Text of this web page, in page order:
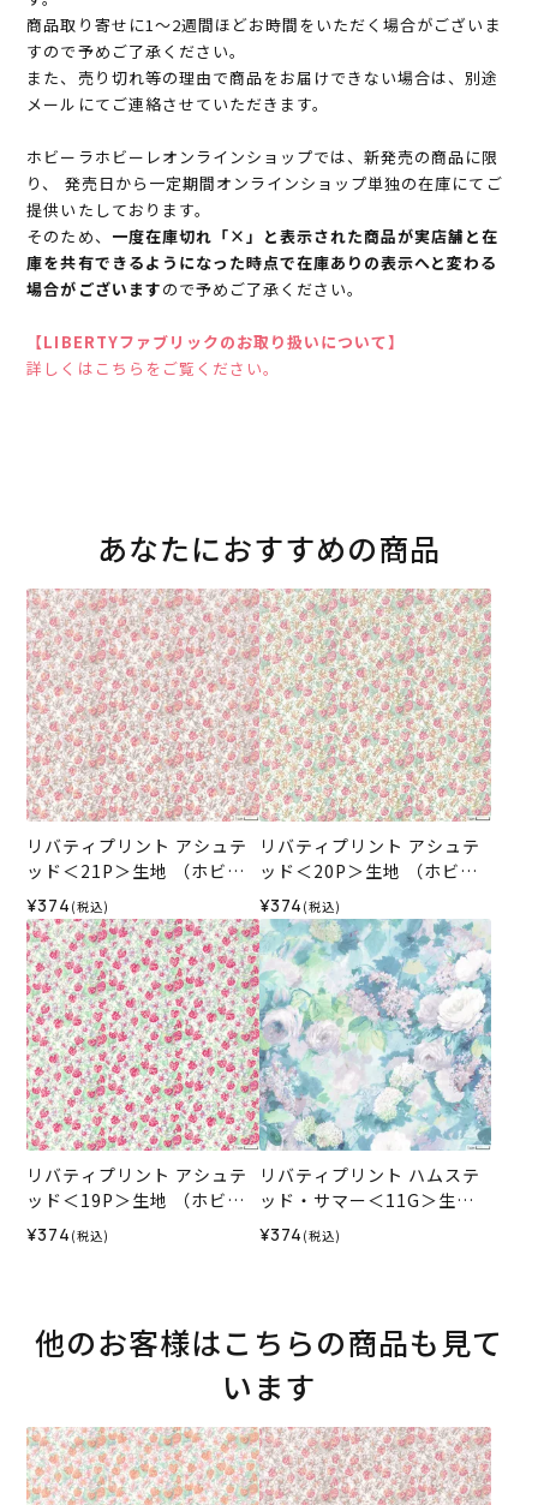
商品取り寄せに1～2週間ほどお時間をいただく場合がございま
すので予めご了承ください。
また、売り切れ等の理由で商品をお届けできない場合は、別途
メールにてご連絡させていただきます。
ホビーラホビーレオンラインショップでは、新発売の商品に限
り、 発売日から一定期間オンラインショップ単独の在庫にてご
提供いたしております。
そのため、 一度在庫切れ「×」と表示された商品が実店舗と在
庫を共有できるようになった時点で在庫ありの表示へと変わる
場合がございますので予めご了承ください。
【LIBERTYファブリックのお取り扱いについて】
詳しくはこちらをご覧ください。
あなたにおすすめの商品
リバティプリント アシュテ
ッド＜21P＞生地 （ホビー
ラホビーレオリジナル）202
6SS
¥374 (税込)
リバティプリント アシュテ
ッド＜20P＞生地 （ホビー
ラホビーレオリジナル）202
6SS
¥374 (税込)
リバティプリント アシュテ
ッド＜19P＞生地 （ホビー
ラホビーレオリジナル）202
¥374 (税込)
リバティプリント ハムステ
ッド・サマー＜11G＞生地
（ホビーラホビーレオリジ
ナル）2026SS
¥374 (税込)
他のお客様はこちらの商品も見て
います